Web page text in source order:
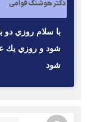
دکتر هوشنگ قوامی
شود